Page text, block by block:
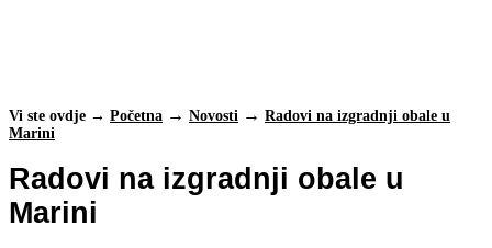
Vi ste ovdje → Početna Novosti
Radovi na izgradnji obale u
Marini
Radovi na izgradnji obale u
Marini